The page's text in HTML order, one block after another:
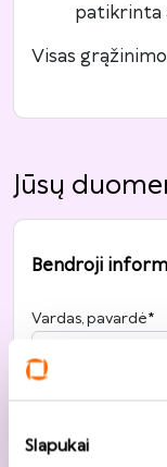
Slapukai
patikrinta
Visas
Jūsų
Bendroji
Vardas, pavardė*